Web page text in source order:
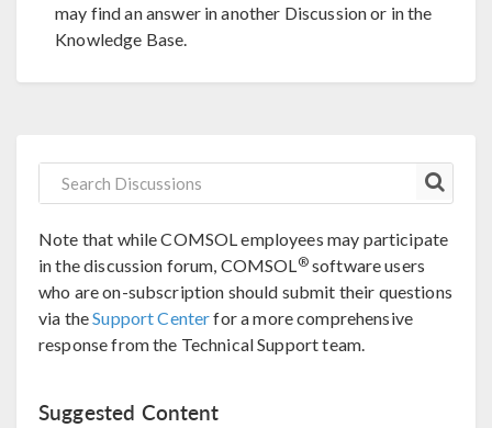
may find an answer in another Discussion or in the
Knowledge Base.
Note that while COMSOL employees may participate
in the discussion forum, COMSOL®software users
who are on-subscription should submit their questions
via theSupport Centerfor a more comprehensive
response from the Technical Support team.
Suggested Content